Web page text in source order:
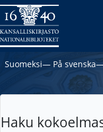
Suomeksi― På svenska
Haku